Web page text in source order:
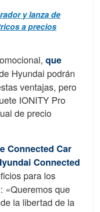
y lanza de
a precios
que
Hyundai podrán
ventajas, pero
IONITY Pro
de precio
Connected Car
Connected
para los
«Queremos que
la libertad de la